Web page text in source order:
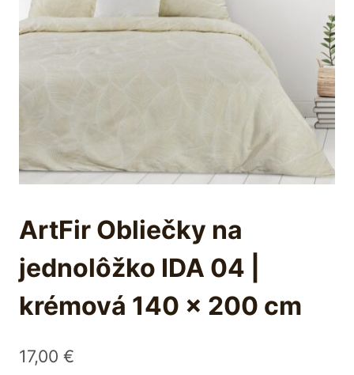
ArtFir Obliečky na
jednolôžko IDA 04 |
krémová 140 x 200 cm
17,00 €